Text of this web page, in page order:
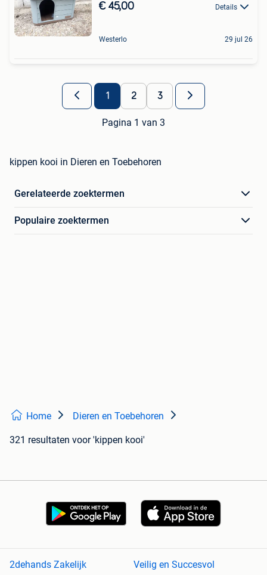
€ 45,00 Details
Westerlo 29 jul 26
1 2 3
Pagina 1 van 3
kippen kooi in Dieren en Toebehoren
Gerelateerde zoektermen
Populaire zoektermen
Home Dieren en Toebehoren
321 resultaten voor 'kippen kooi'
2dehands Zakelijk Veilig en Succesvol